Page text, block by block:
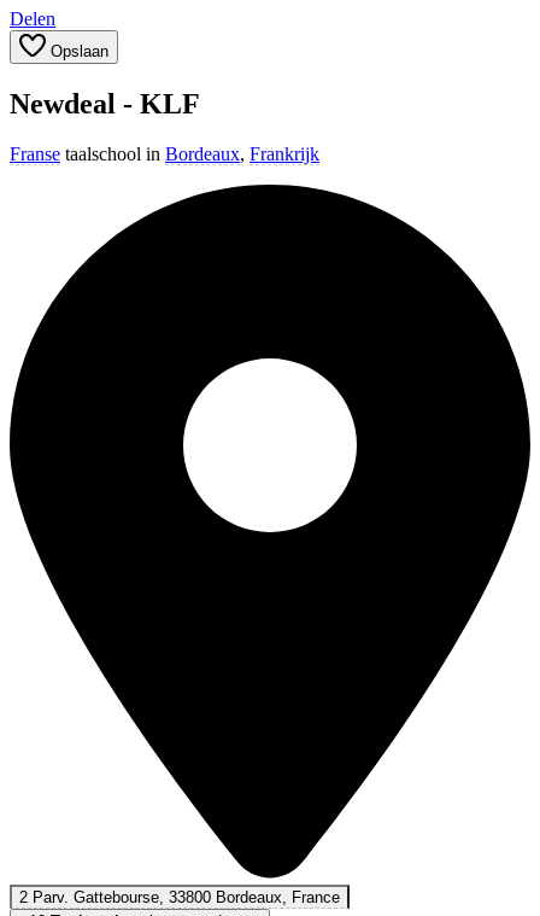
Delen
Opslaan
Newdeal - KLF
Franse taalschool in Bordeaux, Frankrijk
2 Parv. Gattebourse, 33800 Bordeaux, France